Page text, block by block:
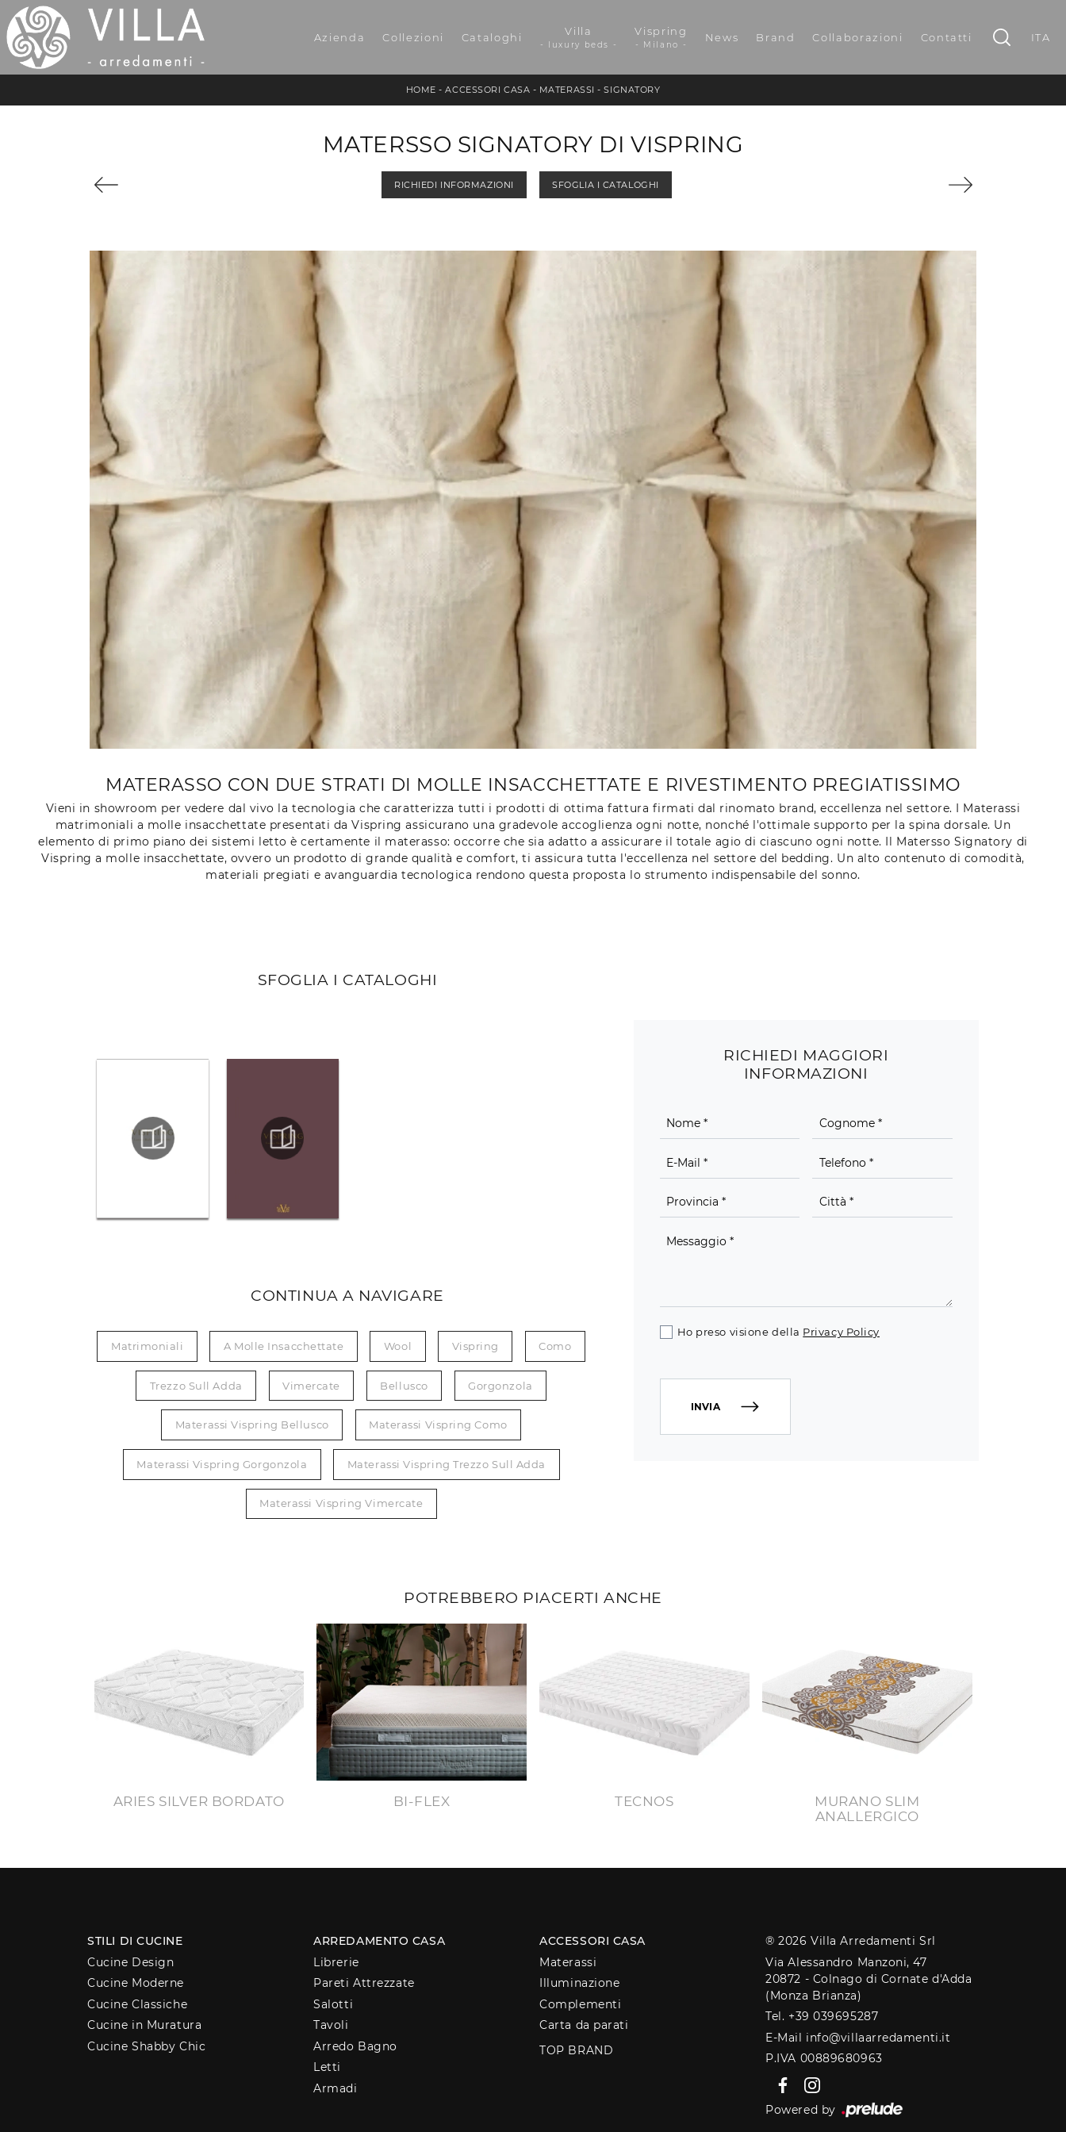
Azienda Collezioni Cataloghi Villa
- luxury beds -
Vispring
- Milano -
News Brand Collaborazioni Contatti ITA
HOME -ACCESSORI CASA - MATERASSI -SIGNATORY
MATERSSO SIGNATORY DI VISPRING
RICHIEDI INFORMAZIONI SFOGLIA I CATALOGHI
MATERASSO CON DUE STRATI DI MOLLE INSACCHETTATE E RIVESTIMENTO PREGIATISSIMO
Vieni in showroom per vedere dal vivo la tecnologia che caratterizza tutti i prodotti di ottima fattura firmati dal rinomato brand, eccellenza nel settore. I Materassi
matrimoniali a molle insacchettate presentati da Vispring assicurano una gradevole accoglienza ogni notte, nonché l'ottimale supporto per la spina dorsale. Un
elemento di primo piano dei sistemi letto è certamente il materasso: occorre che sia adatto a assicurare il totale agio di ciascuno ogni notte. Il Matersso Signatory di
Vispring a molle insacchettate, ovvero un prodotto di grande qualità e comfort, ti assicura tutta l'eccellenza nel settore del bedding. Un alto contenuto di comodità,
materiali pregiati e avanguardia tecnologica rendono questa proposta lo strumento indispensabile del sonno.
SFOGLIA I CATALOGHI
CONTINUA A NAVIGARE
Matrimoniali A Molle Insacchettate Wool Vispring Como
Trezzo Sull Adda Vimercate Bellusco Gorgonzola
Materassi Vispring Bellusco Materassi Vispring Como
Materassi Vispring Gorgonzola Materassi Vispring Trezzo Sull Adda
Materassi Vispring Vimercate
RICHIEDI MAGGIORI
INFORMAZIONI
Ho preso visione della Privacy Policy
INVIA
POTREBBERO PIACERTI ANCHE
ARIES SILVER BORDATO BI-FLEX TECNOS
MURANO SLIM
ANALLERGICO
STILI DI CUCINE
Cucine Design
Cucine Moderne
Cucine Classiche
Cucine in Muratura
Cucine Shabby Chic
ARREDAMENTO CASA
Librerie
Pareti Attrezzate
Salotti
Tavoli
Arredo Bagno
Letti
Armadi
ACCESSORI CASA
Materassi
Illuminazione
Complementi
Carta da parati
TOP BRAND
® 2026 Villa Arredamenti Srl
Via Alessandro Manzoni, 47
20872 - Colnago di Cornate d'Adda
(Monza Brianza)
Tel. +39 039695287
E-Mail info@villaarredamenti.it
P.IVA 00889680963
Powered by